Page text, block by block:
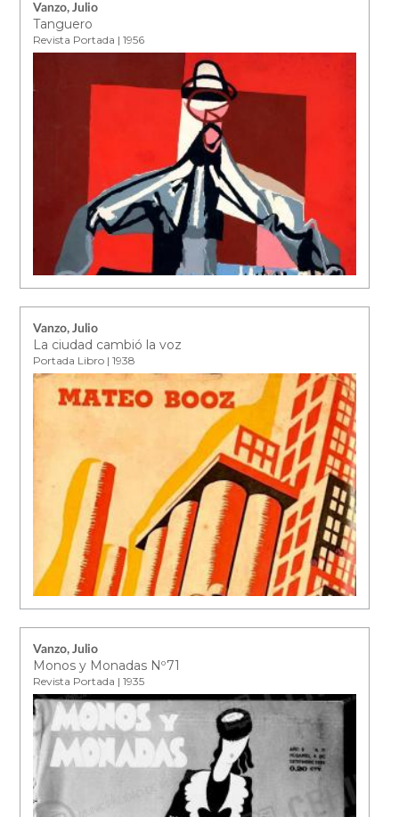
Vanzo, Julio
Tanguero
Revista Portada | 1956
Vanzo, Julio
La ciudad cambió la voz
Portada Libro | 1938
Vanzo, Julio
Monos y Monadas Nº71
Revista Portada | 1935